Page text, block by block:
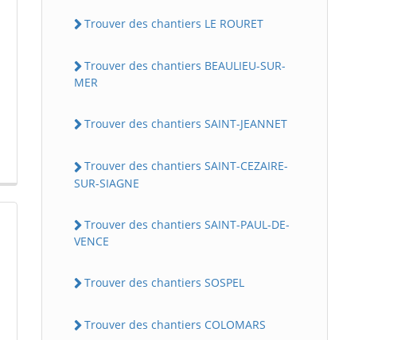
Trouver des chantiers LE ROURET
Trouver des chantiers BEAULIEU-SUR-
MER
Trouver des chantiers SAINT-JEANNET
Trouver des chantiers SAINT-CEZAIRE-
SUR-SIAGNE
Trouver des chantiers SAINT-PAUL-DE-
VENCE
Trouver des chantiers SOSPEL
Trouver des chantiers COLOMARS